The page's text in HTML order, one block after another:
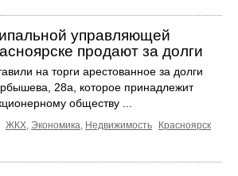
управляющей
продают за долги
на торги арестованное за долги
28а, которое принадлежит
обществу ...
ЖКХ, Экономика, Недвижимость
Красноярск